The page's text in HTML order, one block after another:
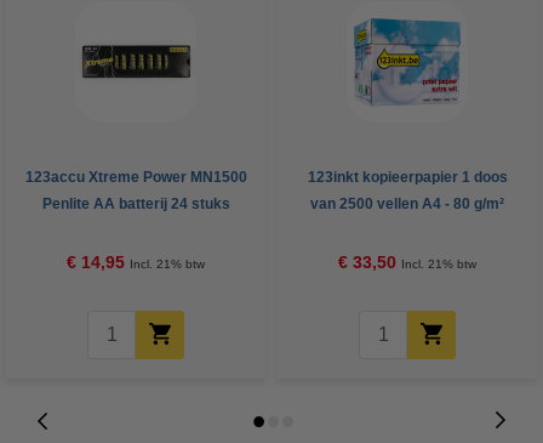
123accu Xtreme Power MN1500
Penlite AA batterij 24 stuks
€ 14,95 Incl. 21% btw
123inkt kopieerpapier 1 doos
van 2500 vellen A4 - 80 g/m²
€ 33,50 Incl. 21% btw